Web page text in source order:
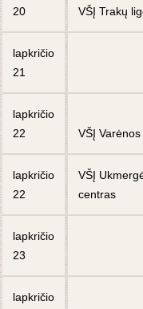
20
VŠĮ Trakų
lapkričio
21
lapkričio
22
VŠĮ
lapkričio
22
VŠĮ
centras
lapkričio
23
lapkričio